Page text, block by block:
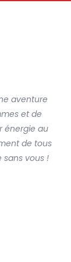
aventure
et de
énergie au
de tous
sans vous !